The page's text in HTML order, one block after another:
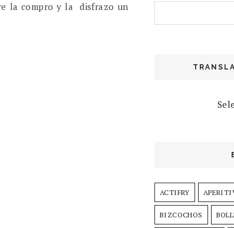
la compro y la disfrazo un
ACTIFRY
BIZCOCHOS